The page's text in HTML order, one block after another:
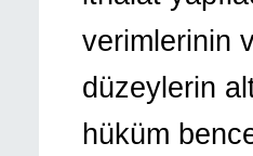
verimlerinin
düzeylerin
hüküm